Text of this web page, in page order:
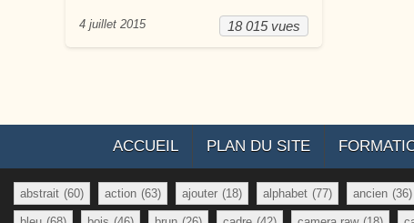
18 015 vues
4 juillet 2015
ACCUEIL PLAN DU SITE
abstrait (60) action (63) ajouter (18) alphabet (77) ancien (36)